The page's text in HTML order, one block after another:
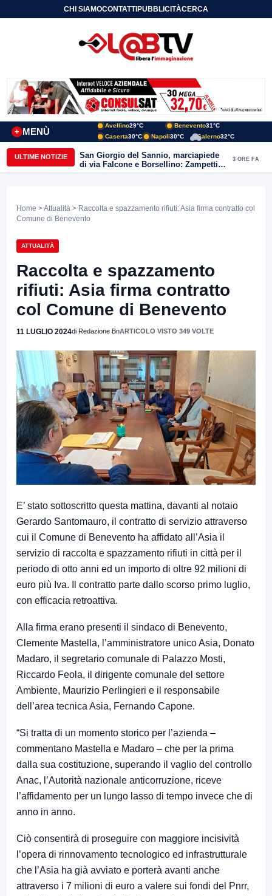
CHI SIAMOCONTATTIPUBBLICITÀCERCA
MENÙ
+
Avellino29°C Benevento31°C
Caserta30°C Napoli30°C Salerno32°C
ULTIME NOTIZIE
San Giorgio del Sannio, marciapiede
di via Falcone e Borsellino: Zampetti e
Lombardi replicano alle polemiche
3 ORE FA
Home >Attualità > Raccolta e spazzamento rifiuti: Asia firma contratto col
Comune di Benevento
ATTUALITÀ
Raccolta e spazzamento
rifiuti: Asia firma contratto
col Comune di Benevento
11 LUGLIO 2024di Redazione BnARTICOLO VISTO 349 VOLTE
E’ stato sottoscritto questa mattina, davanti al notaio
Gerardo Santomauro, il contratto di servizio attraverso
cui il Comune di Benevento ha affidato all’Asia il
servizio di raccolta e spazzamento rifiuti in città per il
periodo di otto anni ed un importo di oltre 92 milioni di
euro più Iva. Il contratto parte dallo scorso primo luglio,
con efficacia retroattiva.
Alla firma erano presenti il sindaco di Benevento,
Clemente Mastella, l’amministratore unico Asia, Donato
Madaro, il segretario comunale di Palazzo Mosti,
Riccardo Feola, il dirigente comunale del settore
Ambiente, Maurizio Perlingieri e il responsabile
dell’area tecnica Asia, Fernando Capone.
“Si tratta di un momento storico per l’azienda –
commentano Mastella e Madaro – che per la prima
dalla sua costituzione, superando il vaglio del controllo
Anac, l’Autorità nazionale anticorruzione, riceve
l’affidamento per un lungo lasso di tempo invece che di
anno in anno.
Ciò consentirà di proseguire con maggiore incisività
l’opera di rinnovamento tecnologico ed infrastrutturale
che l’Asia ha già avviato e porterà avanti anche
attraverso i 7 milioni di euro a valere sui fondi del Pnrr,